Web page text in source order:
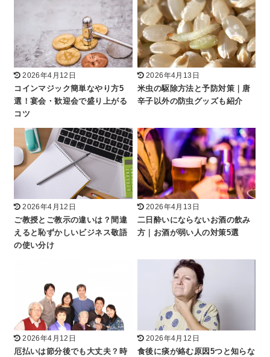
2026年4月12日
コインマジック簡単なやり方5
選！宴会・歓迎会で盛り上がる
コツ
2026年4月13日
米虫の駆除方法と予防対策｜唐
辛子以外の防虫グッズも紹介
2026年4月12日
ご教授とご教示の違いは？間違
えると恥ずかしいビジネス敬語
の使い分け
2026年4月13日
二日酔いにならないお酒の飲み
方｜お酒が弱い人の対策5選
2026年4月12日
厄払いは節分後でも大丈夫？時
2026年4月12日
食後に痰が絡む原因5つと知らな